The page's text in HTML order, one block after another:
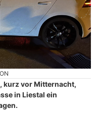
kurz vor Mitternacht,
in Liestal ein